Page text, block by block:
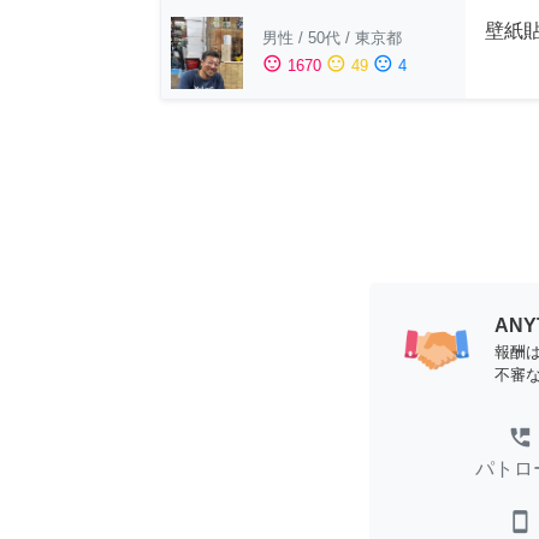
男性 / 50代 / 東京都
sentiment_satisfied 1670 sentiment_neutral 49 sentiment_dissatisfied 4
壁紙
報酬
不審
perm_phone_msg
パトロ
smartphone